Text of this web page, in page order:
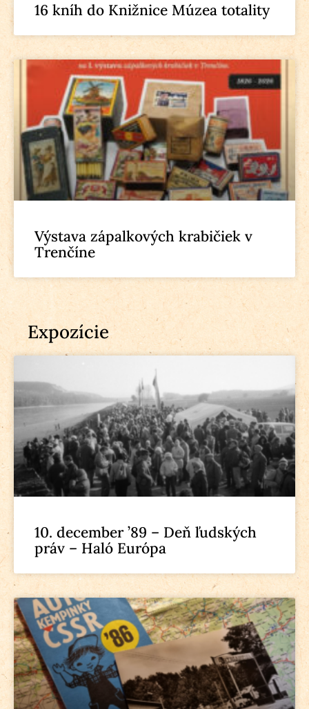
16 kníh do Knižnice Múzea totality
Výstava zápalkových krabičiek v
Trenčíne
Expozície
10. december ’89 – Deň ľudských
práv – Haló Európa